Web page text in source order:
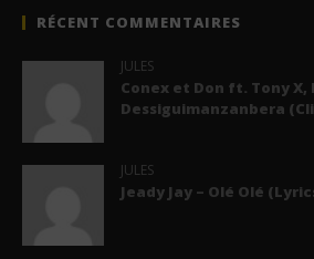
RÉCENT COMMENTAIRES
JULES
Conex et Don ft. Tony X,
Dessiguimanzanbera
JULES
Jeady Jay – Olé Olé